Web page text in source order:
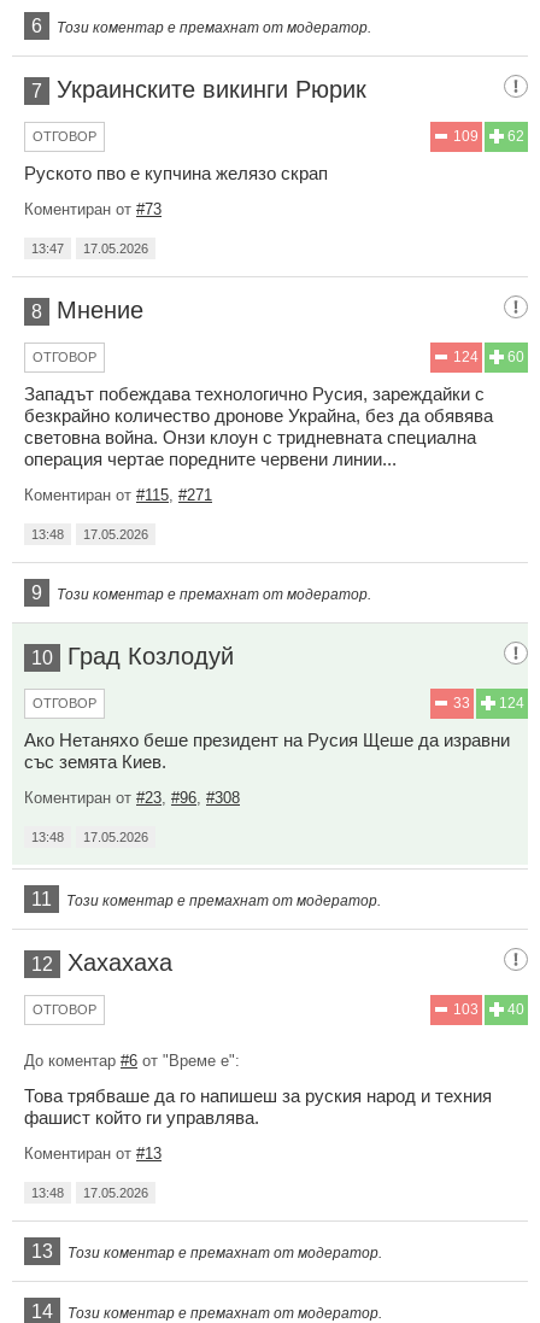
6 Този коментар е премахнат от модератор.
7 Украинските викинги Рюрик
62
109
ОТГОВОР
Руското пво е купчина желязо скрап
Коментиран от #73
13:47 17.05.2026
8 Мнение
60
124
ОТГОВОР
Западът побеждава технологично Русия, зареждайки с
безкрайно количество дронове Украйна, без да обявява
световна война. Онзи клоун с тридневната специална
операция чертае поредните червени линии...
Коментиран от #115 #271
13:48 17.05.2026
9 Този коментар е премахнат от модератор.
10 Град Козлодуй
124
33
ОТГОВОР
Ако Нетаняхо беше президент на Русия Щеше да изравни
със земята Киев.
Коментиран от #23 #96 #308
13:48 17.05.2026
11 Този коментар е премахнат от модератор.
12 Хахахаха
40
103
ОТГОВОР
До коментар #6 от "Време е":
Това трябваше да го напишеш за руския народ и техния
фашист който ги управлява.
Коментиран от #13
13:48 17.05.2026
13 Този коментар е премахнат от модератор.
14 Този коментар е премахнат от модератор.